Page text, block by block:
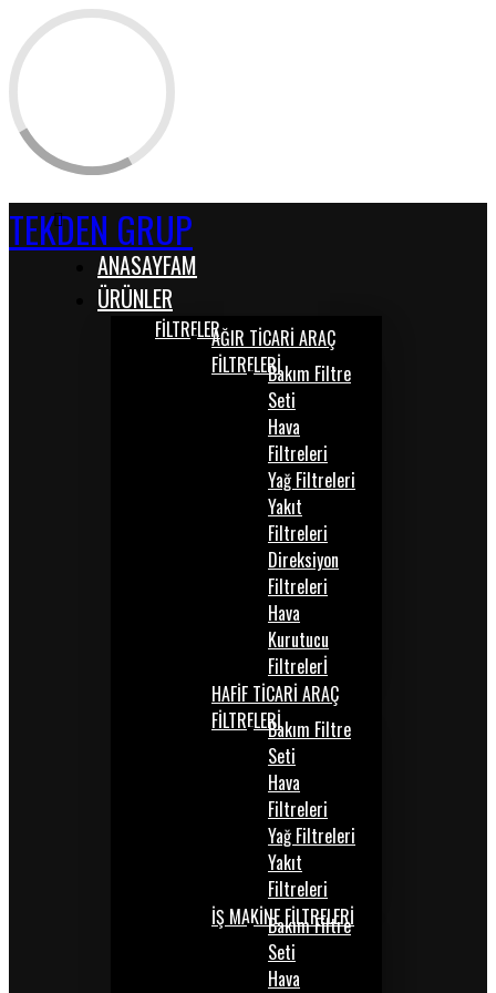
TEKDEN GRUP
ANASAYFAM
ÜRÜNLER
FİLTRELERAĞIR TİCARİ ARAÇ
FİLTRELERİBakım Filtre
Seti
Hava
Filtreleri
Yağ Filtreleri
Yakıt
Filtreleri
Direksiyon
Filtreleri
Hava
Kurutucu
Filtrelerİ
HAFİF TİCARİ ARAÇ
FİLTRELERİBakım Filtre
Seti
Hava
Filtreleri
Yağ Filtreleri
Yakıt
Filtreleri
İŞ MAKİNE FİLTRELERİ
Bakım Filtre
Seti
Hava